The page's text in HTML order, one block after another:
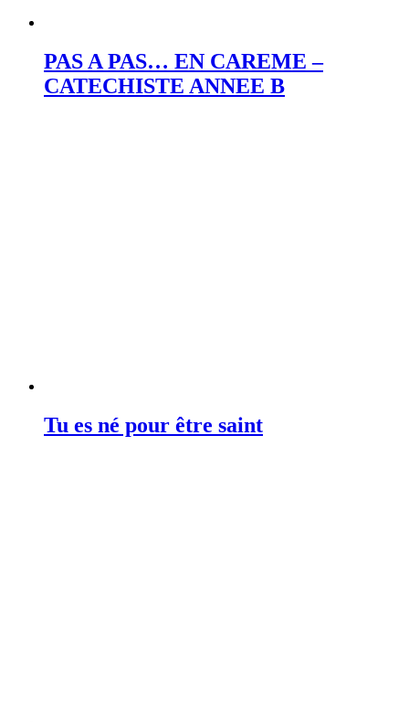
PAS A PAS… EN CAREME –
CATECHISTE ANNEE B
Tu es né pour être saint